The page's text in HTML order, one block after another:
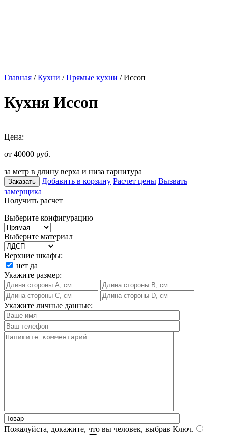
Главная /Кухни /Прямые кухни / Иссоп
Кухня Иссоп
Цена:
от 40000 руб.
за метр в длину верха и низа гарнитура
Заказать Добавить в корзину Расчет цены Вызвать
замерщика
Получить расчет
Выберите конфигурацию
Выберите материал
Верхние шкафы:
нет да
Укажите размер:
Укажите личные данные:
Пожалуйста, докажите, что вы человек, выбрав Ключ.